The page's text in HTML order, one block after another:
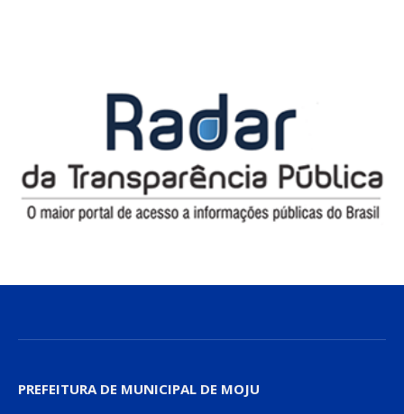
PREFEITURA DE MUNICIPAL DE MOJU